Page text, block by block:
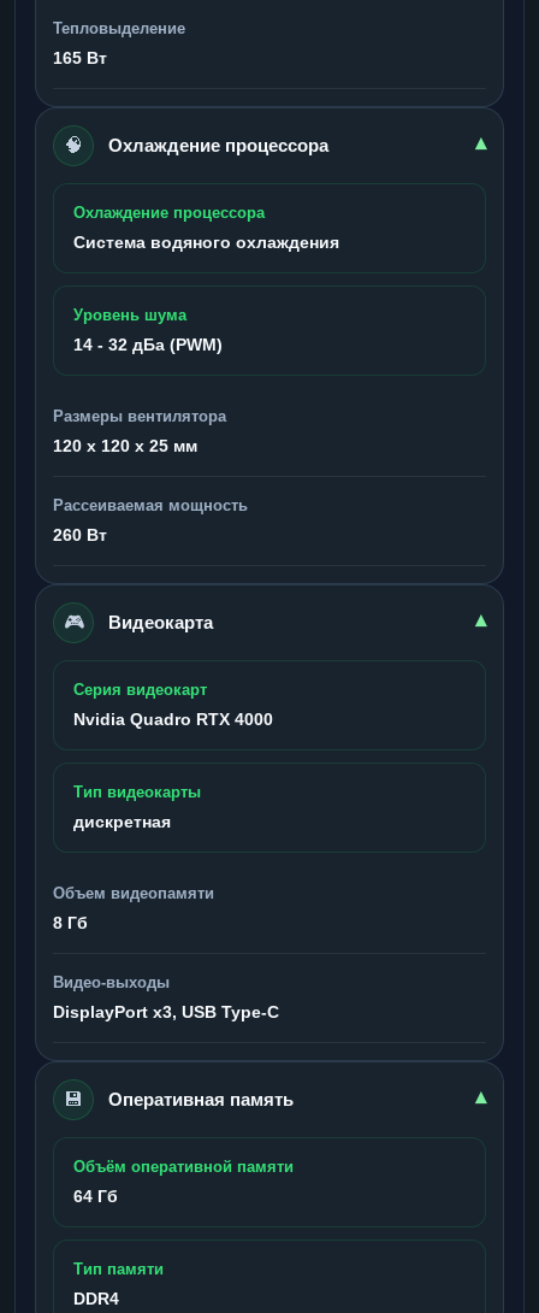
Тепловыделение
165 Вт
🧠 Охлаждение процессора ▾
Охлаждение процессора
Система водяного охлаждения
Уровень шума
14 - 32 дБа (PWM)
Размеры вентилятора
120 x 120 x 25 мм
Рассеиваемая мощность
260 Вт
🎮 Видеокарта ▾
Серия видеокарт
Nvidia Quadro RTX 4000
Тип видеокарты
дискретная
Объем видеопамяти
8 Гб
Видео-выходы
DisplayPort x3, USB Type-C
💾 Оперативная память ▾
Объём оперативной памяти
64 Гб
Тип памяти
DDR4